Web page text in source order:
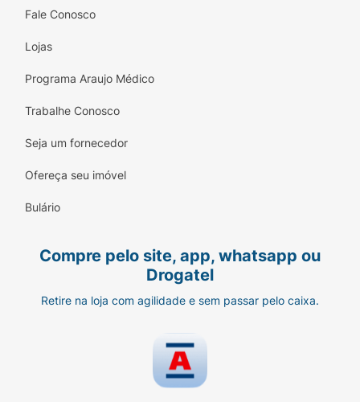
Fale Conosco
Lojas
Programa Araujo Médico
Trabalhe Conosco
Seja um fornecedor
Ofereça seu imóvel
Bulário
Compre pelo site, app, whatsapp ou
Drogatel
Retire na loja com agilidade e sem passar pelo caixa.